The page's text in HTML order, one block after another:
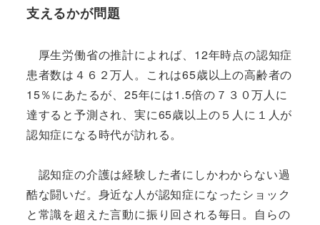
支えるかが問題
厚生労働省の推計によれば、12年時点の認知症
患者数は４６２万人。これは65歳以上の高齢者の
15％にあたるが、25年には1.5倍の７３０万人に
達すると予測され、実に65歳以上の５人に１人が
認知症になる時代が訪れる。
認知症の介護は経験した者にしかわからない過
酷な闘いだ。身近な人が認知症になったショック
と常識を超えた言動に振り回される毎日。自らの